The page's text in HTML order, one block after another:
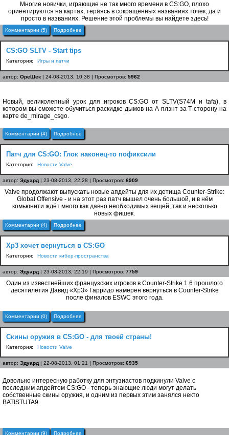
Многие новички, играющие не так много времени в CS:GO, плохо
ориентируются на картах, теряясь в сокращенных названиях точек, да и
просто в названиях. Решение этой проблемы вы найдете здесь!
Комментарии (5) Подробнее
CS:GO SLTV - Start tips
Категория: Игры и патчи
автор: ОреШек | 24-08-2013, 10:38 | Просмотров: 5962
Новый, великолепный урок для игроков CS:GO от SLTV(S74M и tafa), в
котором вы сможете обучиться раскидке дымов на А плэнт за T сторону на
карте de_mirage_csgo.
Комментарии (4) Подробнее
Патч для CS:GO: Глок наконец-то пофиксили
Категория: Новости Valve
автор: Эдуард | 23-08-2013, 22:28 | Просмотров: 6909
Valve продолжают выпускать новые апдейты для их детища Counter-Strike:
Global Offensive - и на этот раз патч вышел очень большой, и в нём
комьюнити ждёт много как давно необходимых вещей, так и несколько
новых фишек.
Комментарии (4) Подробнее
Xp3 хочет вернуться в CS:GO
Категория: Новости кибер-пространства
автор: Эдуард | 23-08-2013, 22:19 | Просмотров: 7759
Один из известнейших французских игроков в Counter-Strike 1.6 прошлого
десятилетия Давид «Xp3» Гарридо намерен вернуться в Counter-Strike
после финалов ESWC этого года.
Комментарии (0) Подробнее
Скины оружия в CS:GO - для твоей страны!
Категория: Новости Valve
автор: Эдуард | 22-08-2013, 01:21 | Просмотров: 6935
Довольно интересную работку для энтузиастов подкинули Valve с
последним апдейтом CS:GO - теперь знающие люди могут делать
собственные скины оружия, и одним из первых этим занялся некто
BATISTUTA9.
Комментарии (9) Подробнее